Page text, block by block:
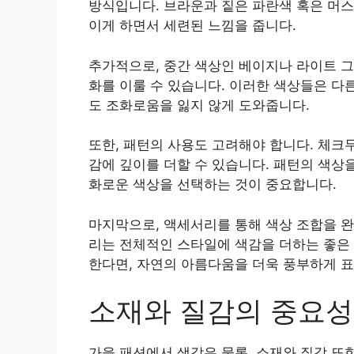
방식입니다. 브라운과 짙은 파란색 혹은 머
이게 하면서 세련된 느낌을 줍니다.
추가적으로, 중간 색상인 베이지나 라이트
화를 이룰 수 있습니다. 이러한 색상들은 다
도 조화로움을 잃지 않게 도와줍니다.
또한, 패턴의 사용도 고려해야 합니다. 체크
감에 깊이를 더할 수 있습니다. 패턴의 색상
화로운 색상을 선택하는 것이 중요합니다.
마지막으로, 액세서리를 통해 색상 조합을
리는 전체적인 스타일에 색감을 더하는 좋
한다면, 자연의 아름다움을 더욱 풍부하게
소재와 질감의 중요성